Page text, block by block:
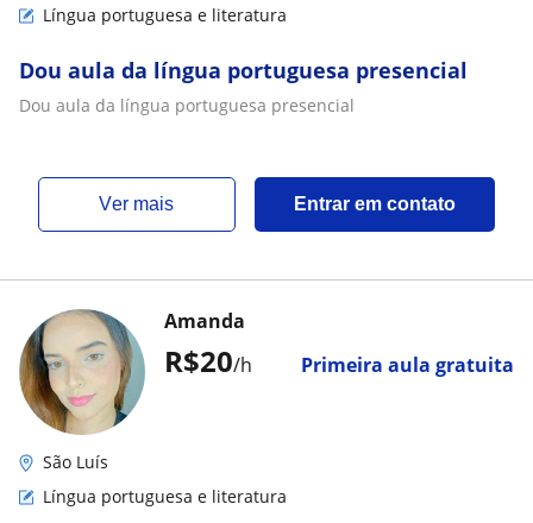
Língua portuguesa e literatura
Dou aula da língua portuguesa presencial
Dou aula da língua portuguesa presencial
ver mais Entrar em contato
R$20/h Primeira aula gratuita
Amanda
São Luís
Língua portuguesa e literatura